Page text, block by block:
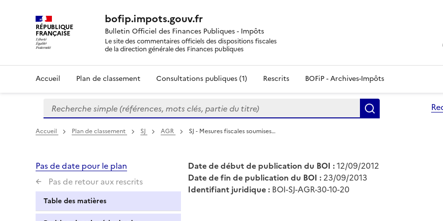
RÉPUBLIQUE
FRANÇAISE
bofip.impots.gouv.fr
Bulletin Officiel des Finances Publiques - Impôts
Le site des commentaires officiels des dispositions fiscales
de la direction générale des Finances publiques
Accueil Plan de classement Consultations publiques (1) Rescrits BOFiP - Archives-Impôts
Formulaire
de
recherche
Recherche simple (références, mots clés, partie du titre)
Accueil Plan de classement SJ AGR SJ - Mesures fiscales soumises…
Pas de date pour le plan
Pas de retour aux rescrits
Table des matières
Date de début de publication du BOI :12/09/2012
Date de fin de publication du BOI : 23/09/2013
Identifiant juridique : BOI-SJ-AGR-30-10-20